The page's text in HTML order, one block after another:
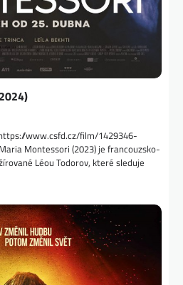
https://www.csfd.cz/film/1429346-
Montessori (2023) je francouzsko-
Léou Todorov, které sleduje